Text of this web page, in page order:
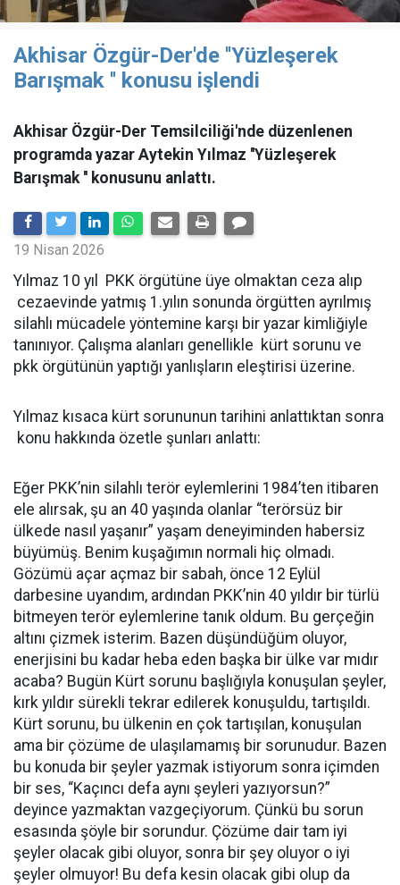
Akhisar Özgür-Der'de ''Yüzleşerek
Barışmak '' konusu işlendi
Akhisar Özgür-Der Temsilciliği'nde düzenlenen
programda yazar Aytekin Yılmaz ''Yüzleşerek
Barışmak '' konusunu anlattı.
19 Nisan 2026
Yılmaz 10 yıl PKK örgütüne üye olmaktan ceza alıp
cezaevinde yatmış 1.yılın sonunda örgütten ayrılmış
silahlı mücadele yöntemine karşı bir yazar kimliğiyle
tanınıyor. Çalışma alanları genellikle kürt sorunu ve
pkk örgütünün yaptığı yanlışların eleştirisi üzerine.
Yılmaz kısaca kürt sorununun tarihini anlattıktan sonra
konu hakkında özetle şunları anlattı:
Eğer PKK’nin silahlı terör eylemlerini 1984’ten itibaren
ele alırsak, şu an 40 yaşında olanlar “terörsüz bir
ülkede nasıl yaşanır” yaşam deneyiminden habersiz
büyümüş. Benim kuşağımın normali hiç olmadı.
Gözümü açar açmaz bir sabah, önce 12 Eylül
darbesine uyandım, ardından PKK’nin 40 yıldır bir türlü
bitmeyen terör eylemlerine tanık oldum. Bu gerçeğin
altını çizmek isterim. Bazen düşündüğüm oluyor,
enerjisini bu kadar heba eden başka bir ülke var mıdır
acaba? Bugün Kürt sorunu başlığıyla konuşulan şeyler,
kırk yıldır sürekli tekrar edilerek konuşuldu, tartışıldı.
Kürt sorunu, bu ülkenin en çok tartışılan, konuşulan
ama bir çözüme de ulaşılamamış bir sorunudur. Bazen
bu konuda bir şeyler yazmak istiyorum sonra içimden
bir ses, “Kaçıncı defa aynı şeyleri yazıyorsun?”
deyince yazmaktan vazgeçiyorum. Çünkü bu sorun
esasında şöyle bir sorundur. Çözüme dair tam iyi
şeyler olacak gibi oluyor, sonra bir şey oluyor o iyi
şeyler olmuyor! Bu defa kesin olacak gibi olup da